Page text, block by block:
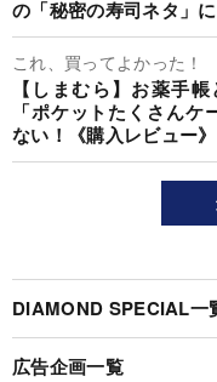
の「秘密の寿司ネタ」
これ、買ってよかった！
【しまむら】お薬手
「ポケットたくさん
ない！《購入レビュー》
DIAMOND SPECIAL一
広告企画一覧